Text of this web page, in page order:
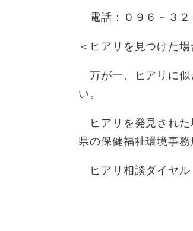
電話：０９６－３２
＜ヒアリを見つけた場
万が一、ヒアリに似
い。
ヒアリを発見された
県の保健福祉環境事務
ヒアリ相談ダイヤル